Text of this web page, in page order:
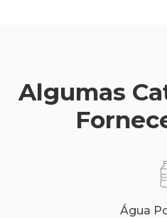
Algumas
Água